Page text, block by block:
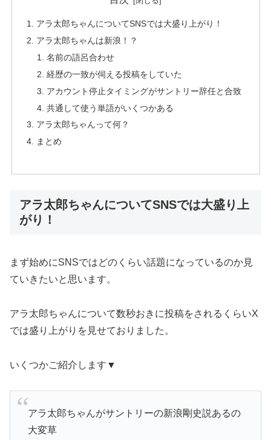
アラ太郎ちゃんについてSNSでは大盛り上がり！
アラ太郎ちゃんは新浪！？
名前の語呂合わせ
経歴の一致が伺える投稿をしていた
アカウント停止タイミングがサントリー辞任と合致
共通して使う単語がいくつかある
アラ太郎ちゃんって何？
まとめ
アラ太郎ちゃんについてSNSでは大盛り上
がり！
まず始めにSNSではどのくらい話題になっているのか見
ていきたいと思います。
アラ太郎ちゃんについて数秒おきに投稿をされるくらいX
では盛り上がりを見せておりました。
いくつかご紹介します▼
アラ太郎ちゃんがサントリーの新浪剛史説あるの
大変草